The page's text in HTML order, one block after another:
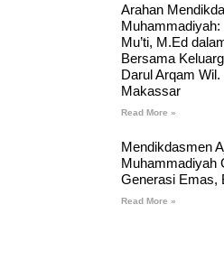
Arahan
Muhammadiyah:
Mu’ti, M.Ed
Bersama
Darul Arqam
Makassar
Read More »
Mendikdasmen
Muhammadiyah
Generasi Emas,
Read More »